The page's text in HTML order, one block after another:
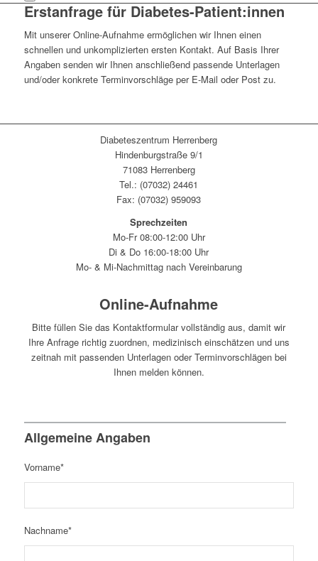
Erstanfrage für Diabetes-Patient:innen
Mit unserer Online-Aufnahme ermöglichen wir Ihnen einen
schnellen und unkomplizierten ersten Kontakt. Auf Basis Ihrer
Angaben senden wir Ihnen anschließend passende Unterlagen
und/oder konkrete Terminvorschläge per E-Mail oder Post zu.
Diabeteszentrum Herrenberg
Hindenburgstraße 9/1
71083 Herrenberg
Tel.: (07032) 24461
Fax: (07032) 959093
Sprechzeiten
Mo-Fr 08:00-12:00 Uhr
Di & Do 16:00-18:00 Uhr
Mo- & Mi-Nachmittag nach Vereinbarung
Online-Aufnahme
Bitte füllen Sie das Kontaktformular vollständig aus, damit wir
Ihre Anfrage richtig zuordnen, medizinisch einschätzen und uns
zeitnah mit passenden Unterlagen oder Terminvorschlägen bei
Ihnen melden können.
Allgemeine Angaben
Vorname*
Nachname*